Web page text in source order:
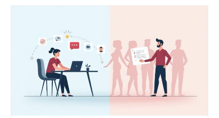
Puestos
Vacantes
A